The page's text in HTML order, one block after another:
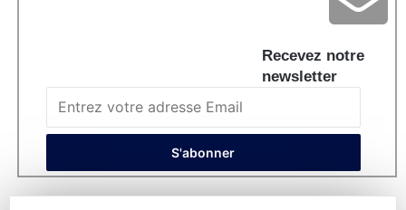
Recevez notre
newsletter